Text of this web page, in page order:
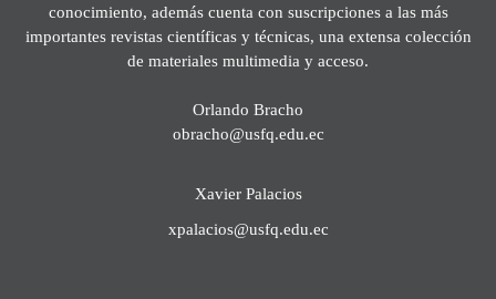
conocimiento, además cuenta con suscripciones a las más
importantes revistas científicas y técnicas, una extensa colección
de materiales multimedia y acceso.
Orlando Bracho
obracho@usfq.edu.ec
Xavier Palacios
xpalacios@usfq.edu.ec